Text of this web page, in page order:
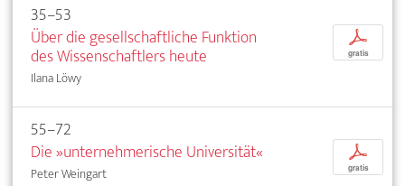
35–53
Über die gesellschaftliche Funktion
des Wissenschaftlers heute
Ilana Löwy
p
gratis
55–72
Die »unternehmerische Universität«
Peter Weingart
p
gratis